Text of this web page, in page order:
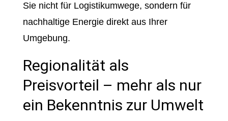
Sie nicht für Logistikumwege, sondern für
nachhaltige Energie direkt aus Ihrer
Umgebung.
Regionalität als
Preisvorteil – mehr als nur
ein Bekenntnis zur Umwelt